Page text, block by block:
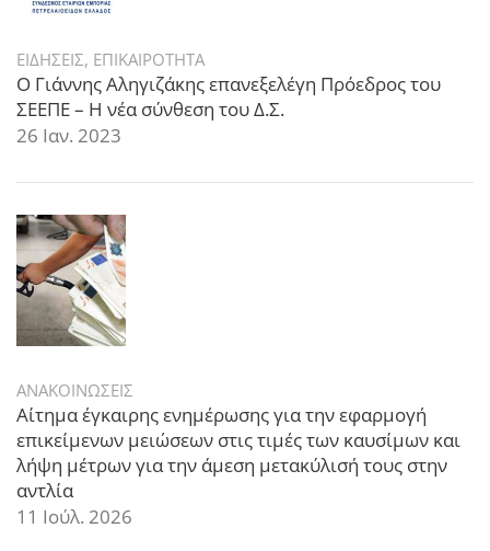
ΕΙΔΗΣΕΙΣ, ΕΠΙΚΑΙΡΟΤΗΤΑ
Ο Γιάννης Αληγιζάκης επανεξελέγη Πρόεδρος του
ΣΕΕΠΕ – Η νέα σύνθεση του Δ.Σ.
26 Ιαν. 2023
ΑΝΑΚΟΙΝΩΣΕΙΣ
Αίτημα έγκαιρης ενημέρωσης για την εφαρμογή
επικείμενων μειώσεων στις τιμές των καυσίμων και
λήψη μέτρων για την άμεση μετακύλισή τους στην
αντλία
11 Ιούλ. 2026